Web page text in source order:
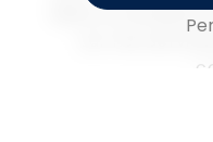
devis ou